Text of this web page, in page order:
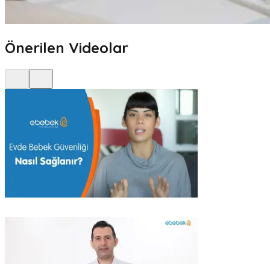
Önerilen Videolar